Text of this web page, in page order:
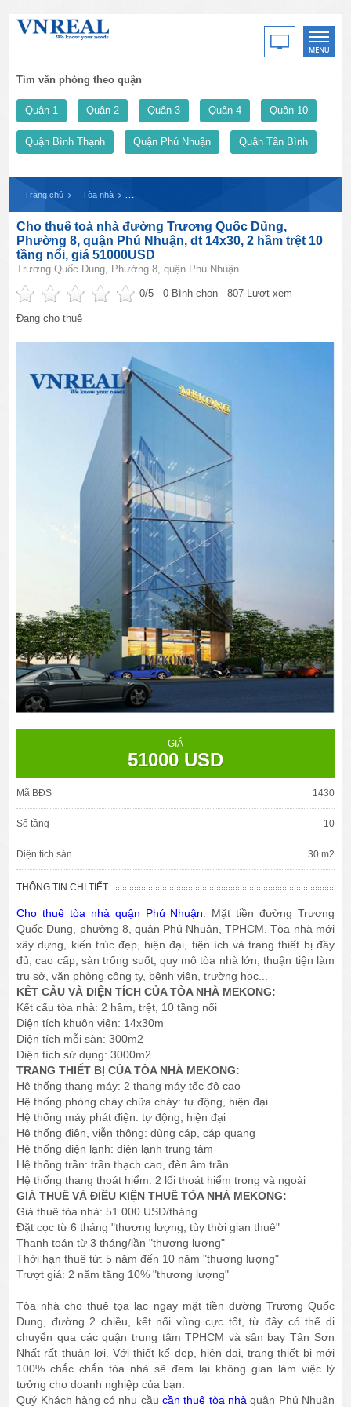
Tìm văn phòng theo quận
Quận 1 Quận 2 Quận 3 Quận 4 Quận 10
Quận Bình Thạnh Quận Phú Nhuận Quận Tân Bình
Trang chủ Tòa nhà
Cho thuê toà nhà đường Trương Quốc Dũng,
Phường 8, quận Phú Nhuận, dt 14x30, 2 hầm trệt 10
tầng nổi, giá 51000USD
Trương Quốc Dung, Phường 8, quận Phú Nhuận
0/5 -0 Bình chọn - 807 Lượt xem
Đang cho thuê
GIÁ
51000 USD
Mã BĐS 1430
Số tầng 10
Diện tích sàn 30 m2
THÔNG TIN CHI TIẾT
Cho thuê tòa nhà quận Phú Nhuận . Mặt tiền đường Trương
Quốc Dung, phường 8, quận Phú Nhuận, TPHCM. Tòa nhà mới
xây dựng, kiến trúc đẹp, hiện đại, tiện ích và trang thiết bị đầy
đủ, cao cấp, sàn trống suốt, quy mô tòa nhà lớn, thuận tiện làm
trụ sở, văn phòng công ty, bệnh viện, trường học...
KẾT CẤU VÀ DIỆN TÍCH CỦA TÒA NHÀ MEKONG:
Kết cấu tòa nhà: 2 hầm, trệt, 10 tầng nổi
Diện tích khuôn viên: 14x30m
Diện tích mỗi sàn: 300m2
Diện tích sử dụng: 3000m2
TRANG THIẾT BỊ CỦA TÒA NHÀ MEKONG:
Hệ thống thang máy: 2 thang máy tốc độ cao
Hệ thống phòng cháy chữa cháy: tự động, hiện đại
Hệ thống máy phát điện: tự động, hiện đại
Hệ thống điện, viễn thông: dùng cáp, cáp quang
Hệ thống điện lạnh: điện lạnh trung tâm
Hệ thống trần: trần thạch cao, đèn âm trần
Hệ thống thang thoát hiểm: 2 lối thoát hiểm trong và ngoài
GIÁ THUÊ VÀ ĐIỀU KIỆN THUÊ TÒA NHÀ MEKONG:
Giá thuê tòa nhà: 51.000 USD/tháng
Đặt cọc từ 6 tháng "thương lượng, tùy thời gian thuê"
Thanh toán từ 3 tháng/lần "thương lượng"
Thời hạn thuê từ: 5 năm đến 10 năm "thương lượng"
Trượt giá: 2 năm tăng 10% "thương lượng"
Tòa nhà cho thuê tọa lạc ngay mặt tiền đường Trương Quốc
Dung, đường 2 chiều, kết nối vùng cực tốt, từ đây có thể di
chuyển qua các quận trung tâm TPHCM và sân bay Tân Sơn
Nhất rất thuận lợi. Với thiết kế đẹp, hiện đại, trang thiết bị mới
100% chắc chắn tòa nhà sẽ đem lại không gian làm việc lý
tưởng cho doanh nghiệp của bạn.
Quý Khách hàng có nhu cầu cần thuê tòa nhà quận Phú Nhuận